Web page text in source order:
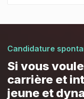
Candidature
Si vous
carrière et
jeune et